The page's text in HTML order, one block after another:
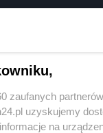
zaufanych
uzyskujemy
na